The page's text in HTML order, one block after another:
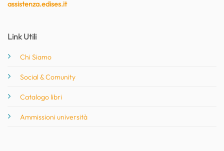
assistenza.edises.it
Link Utili
Chi Siamo
Social & Comunity
Catalogo libri
Ammissioni università